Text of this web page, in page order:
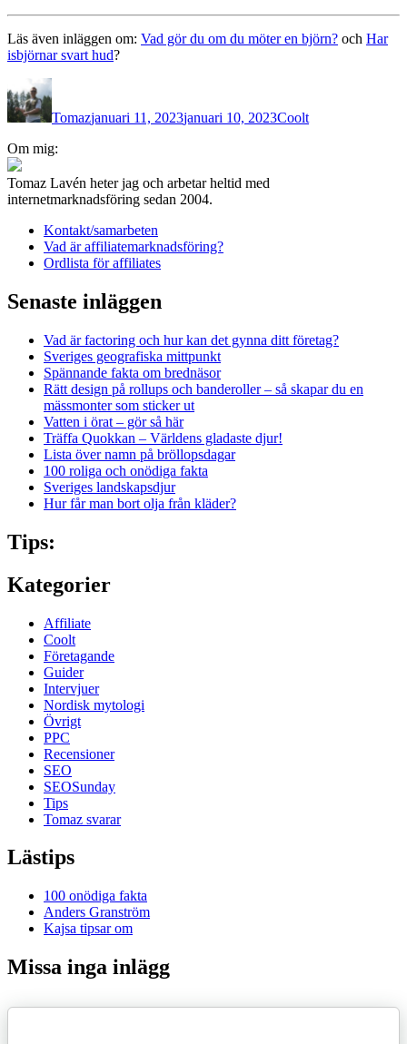
Läs även inläggen om: Vad gör du om du möter en björn? och Har
isbjörnar svart hud?
Författare
Tomazjanuari 11, 2023januari 10, 2023Coolt
Om mig:
Tomaz Lavén heter jag och arbetar heltid med
internetmarknadsföring sedan 2004.
Kontakt/samarbeten
Vad är affiliatemarknadsföring?
Ordlista för affiliates
Senaste inläggen
Vad är factoring och hur kan det gynna ditt företag?
Sveriges geografiska mittpunkt
Spännande fakta om brednäsor
Rätt design på rollups och banderoller – så skapar du en
mässmonter som sticker ut
Vatten i örat – gör så här
Träffa Quokkan – Världens gladaste djur!
Lista över namn på bröllopsdagar
100 roliga och onödiga fakta
Sveriges landskapsdjur
Hur får man bort olja från kläder?
Tips:
Kategorier
Affiliate
Coolt
Företagande
Guider
Intervjuer
Nordisk mytologi
Övrigt
PPC
Recensioner
SEO
SEOSunday
Tips
Tomaz svarar
Lästips
100 onödiga fakta
Anders Granström
Kajsa tipsar om
Missa inga inlägg